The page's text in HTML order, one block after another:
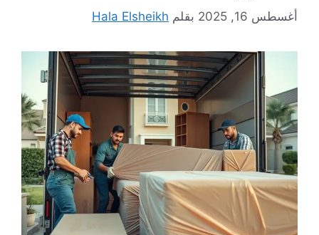
أغسطس 16, 2025 بقلم Hala Elsheikh